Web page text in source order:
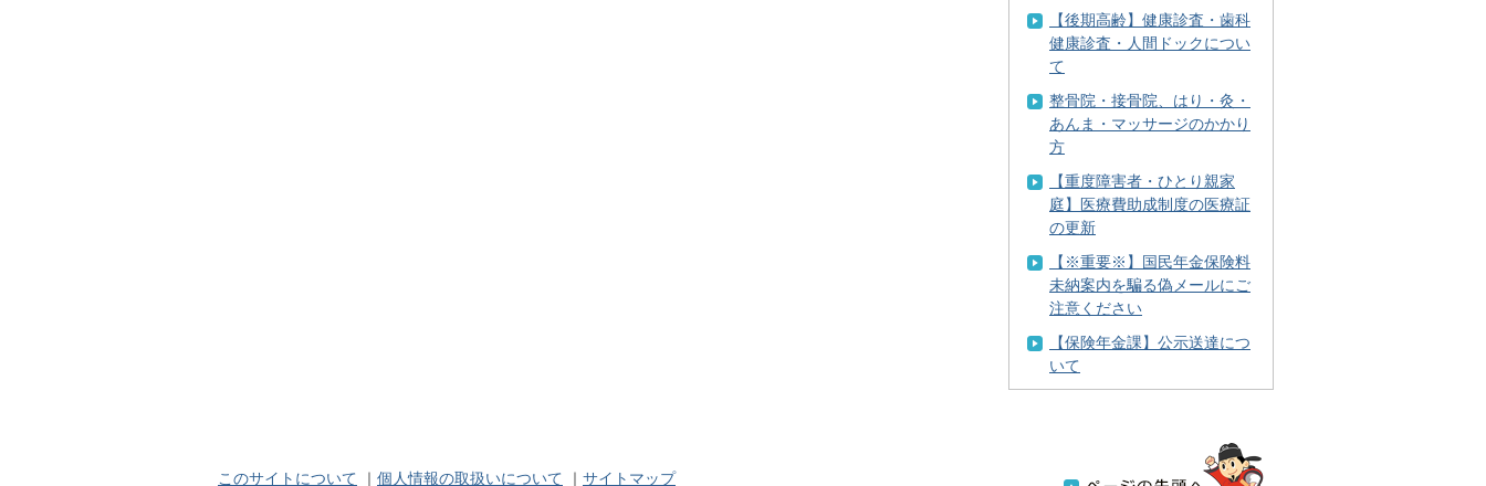
【後期高齢】健康診査・歯科
健康診査・人間ドックについ
て
整骨院・接骨院、はり・灸・
あんま・マッサージのかかり
方
【重度障害者・ひとり親家
庭】医療費助成制度の医療証
の更新
【※重要※】国民年金保険料
未納案内を騙る偽メールにご
注意ください
【保険年金課】公示送達につ
いて
このサイトについて ｜ 個人情報の取扱いについて ｜ サイトマップ